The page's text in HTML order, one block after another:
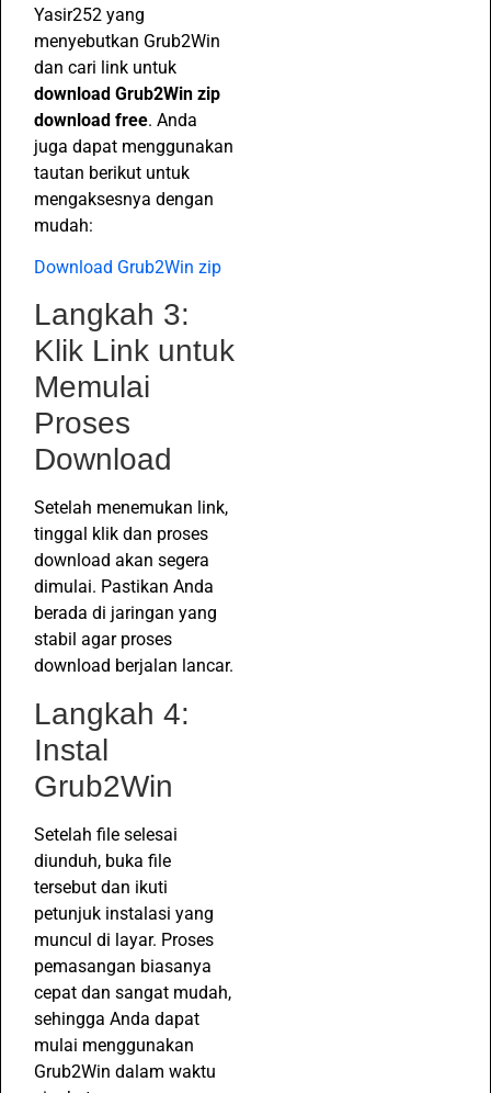
Yasir252 yang
menyebutkan Grub2Win
dan cari link untuk
download Grub2Win zip
download free. Anda
juga dapat menggunakan
tautan berikut untuk
mengaksesnya dengan
mudah:
Download Grub2Win zip
Langkah 3:
Klik Link untuk
Memulai
Proses
Download
Setelah menemukan link,
tinggal klik dan proses
download akan segera
dimulai. Pastikan Anda
berada di jaringan yang
stabil agar proses
download berjalan lancar.
Langkah 4:
Instal
Grub2Win
Setelah file selesai
diunduh, buka file
tersebut dan ikuti
petunjuk instalasi yang
muncul di layar. Proses
pemasangan biasanya
cepat dan sangat mudah,
sehingga Anda dapat
mulai menggunakan
Grub2Win dalam waktu